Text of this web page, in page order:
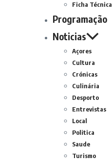
Ficha Técnica
Programação
Noticias
Açores
Cultura
Crónicas
Culinária
Desporto
Entrevistas
Local
Politica
Saude
Turismo